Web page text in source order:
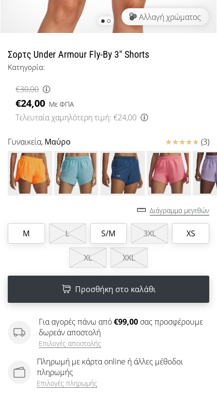
λάτρης
μπάσκετ
όπως
εμείς;
μαζί
μας
ως
πρεσβευτής
μάρκας
μας.
Εμφάνιση
άρθρων
Αλλαγή χρώματος
Σορτς Under Armour Fly-By 3" Shorts
Κατηγορία:
€30,00
€24,00 Με ΦΠΑ
Τελευταία χαμηλότερη τιμή: €24,00
Γυναικεία, Μαύρο Κριτικές (3)
Διάγραμμα μεγεθών
M L S/M 3XL XS
XL XXL
Προσθήκη στο καλάθι
Για αγορές πάνω από€99,00 σας προσφέρουμε
δωρεάν αποστολή
Επιλογές αποστολής
Πληρωμή με κάρτα online ή άλλες μέθοδοι
πληρωμής
Επιλογές πληρωμής